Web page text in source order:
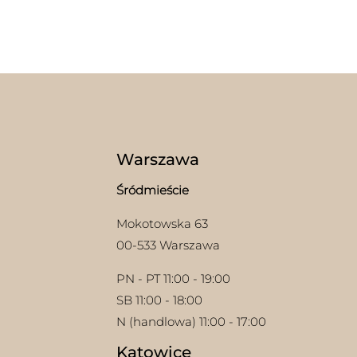
Warszawa
Śródmieście
Mokotowska 63
00-533 Warszawa
PN - PT 11:00 - 19:00
SB 11:00 - 18:00
N (handlowa) 11:00 - 17:00
Katowice